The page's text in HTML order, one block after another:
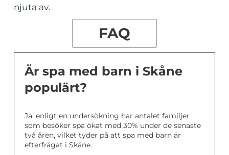
njuta av.
FAQ
Är spa med barn i Skåne
populärt?
Ja, enligt en undersökning har antalet familjer
som besöker spa ökat med 30% under de senaste
två åren, vilket tyder på att spa med barn är
efterfrågat i Skåne.